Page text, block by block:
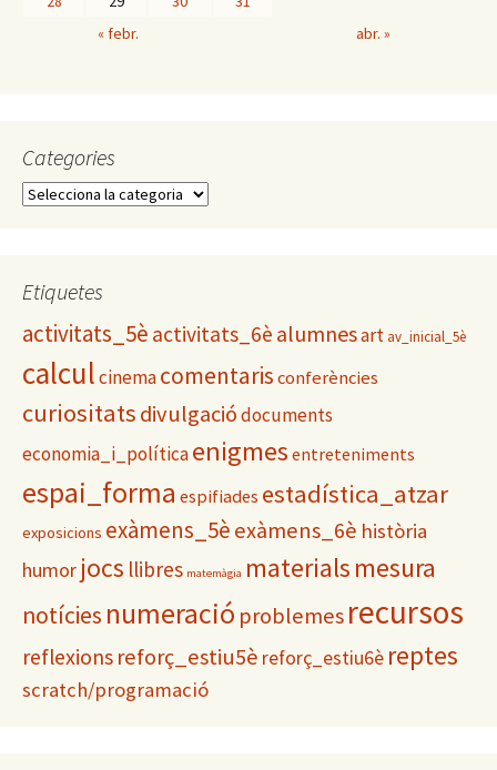
« febr. abr. »
Categories
C
g
r
e
Etiquetes
activitats_5è activitats_6è alumnesart av_inicial_5è
calculcinemacomentarisconferències
curiositatsdivulgaciódocuments
economia_i_políticaenigmes entreteniments
espai_forma espifiades estadística_atzar
exposicions exàmens_5èexàmens_6è història
humor jocs llibres matemàgia materialsmesura
notícies numeració problemesrecursos
reflexions reforç_estiu5è reforç_estiu6è reptes
scratch/programació